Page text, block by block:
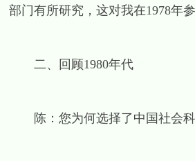
部门有所研究，这对我在1978年
二、回顾1980年代
陈：您为何选择了中国社会科